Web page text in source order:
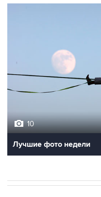
10
Лучшие фото недели